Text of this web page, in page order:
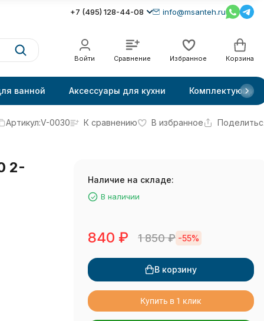
+7 (495) 128-44-08 info@msanteh.ru
Войти Сравнение Избранное Корзина
ванной Аксессуары для кухни Комплектующие
Артикул:V-0030 К сравнению В избранное
2-
Наличие на складе:
В наличии
840 ₽ 1 850₽ -55%
В корзину
Купить в 1 клик